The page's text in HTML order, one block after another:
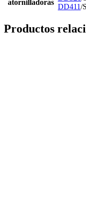
atornilladoras
DD411/
Productos